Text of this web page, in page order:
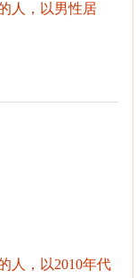
人，以男性居
人，以2010年代